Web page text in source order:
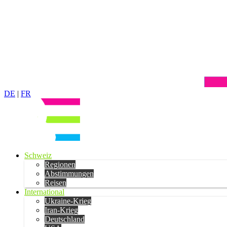
DE | FR
Schweiz
Regionen
Abstimmungen
Reisen
International
Ukraine-Krieg
Iran-Krieg
Deutschland